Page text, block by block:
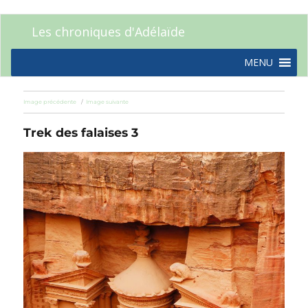
Les chroniques d'Adélaïde
MENU
Image précédente Image suivante
Trek des falaises 3